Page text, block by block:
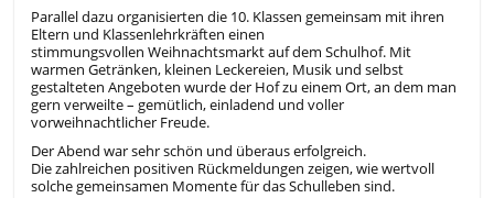
Parallel dazu organisierten die 10. Klassen gemeinsam mit ihren
Eltern und Klassenlehrkräften einen
stimmungsvollen Weihnachtsmarkt auf dem Schulhof. Mit
warmen Getränken, kleinen Leckereien, Musik und selbst
gestalteten Angeboten wurde der Hof zu einem Ort, an dem man
gern verweilte – gemütlich, einladend und voller
vorweihnachtlicher Freude.
Der Abend warsehr schön und überaus erfolgreich.
Die zahlreichen positiven Rückmeldungen zeigen, wie wertvoll
solche gemeinsamen Momente für das Schulleben sind.